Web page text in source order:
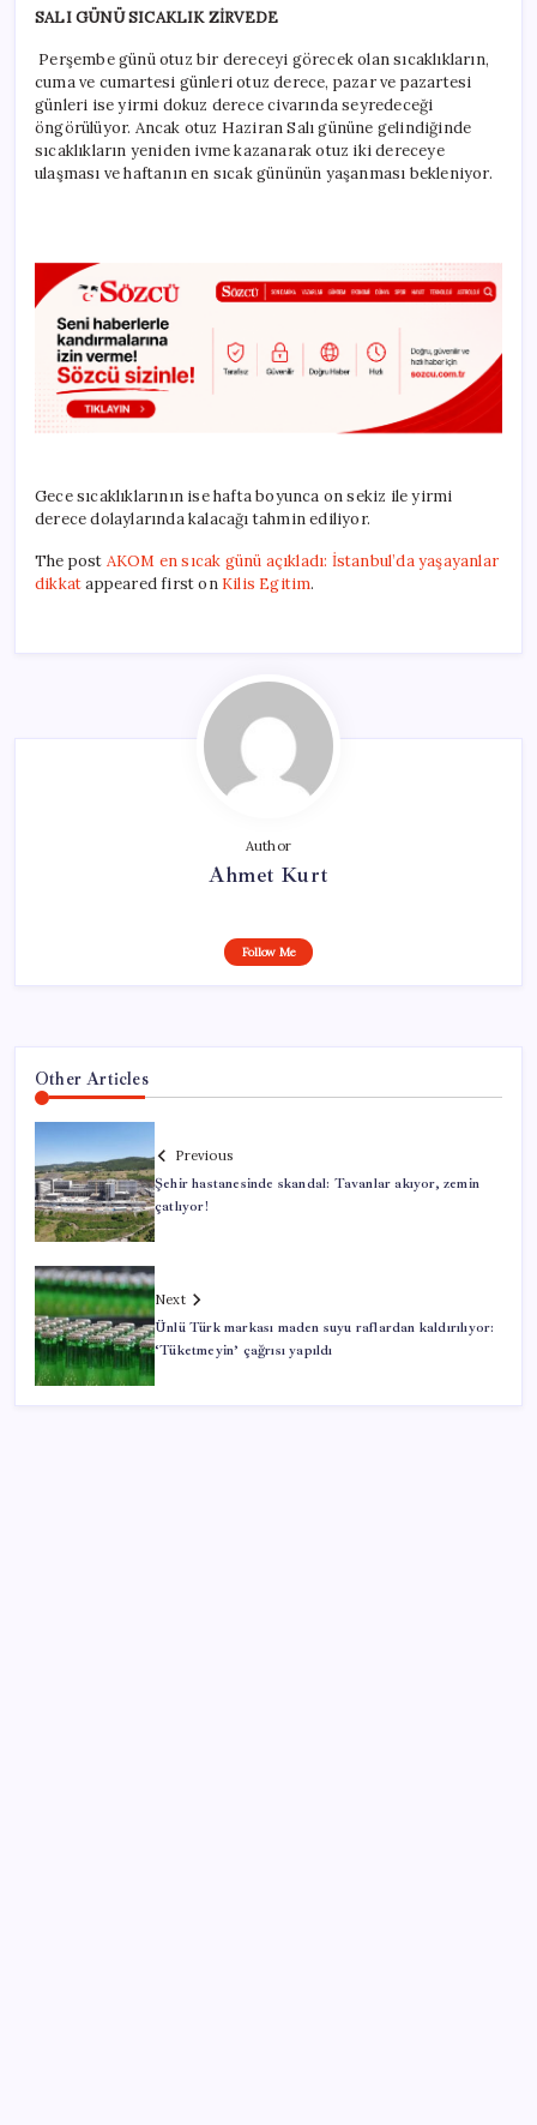
SALI GÜNÜ SICAKLIK ZİRVEDE
Perşembe günü otuz bir dereceyi görecek olan sıcaklıkların,
cuma ve cumartesi günleri otuz derece, pazar ve pazartesi
günleri ise yirmi dokuz derece civarında seyredeceği
öngörülüyor. Ancak otuz Haziran Salı gününe gelindiğinde
sıcaklıkların yeniden ivme kazanarak otuz iki dereceye
ulaşması ve haftanın en sıcak gününün yaşanması bekleniyor.
Gece sıcaklıklarının ise hafta boyunca on sekiz ile yirmi
derece dolaylarında kalacağı tahmin ediliyor.
The post AKOM en sıcak günü açıkladı: İstanbul’da yaşayanlar
dikkatappeared first on Kilis Egitim.
Author
Ahmet Kurt
Follow Me
Other Articles
Previous
Şehir hastanesinde skandal: Tavanlar akıyor, zemin
çatlıyor!
Next
Ünlü Türk markası maden suyu raflardan kaldırılıyor:
‘Tüketmeyin’ çağrısı yapıldı